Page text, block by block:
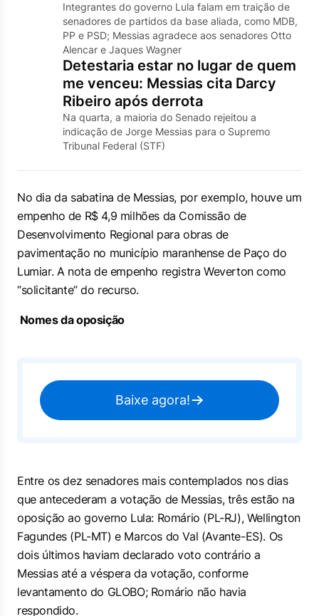
Integrantes do governo Lula falam em traição de
senadores de partidos da base aliada, como MDB,
PP e PSD; Messias agradece aos senadores Otto
Alencar e Jaques Wagner
Detestaria estar no lugar de quem
me venceu: Messias cita Darcy
Ribeiro após derrota
Na quarta, a maioria do Senado rejeitou a
indicação de Jorge Messias para o Supremo
Tribunal Federal (STF)
No dia da sabatina de Messias, por exemplo, houve um
empenho de R$ 4,9 milhões da Comissão de
Desenvolvimento Regional para obras de
pavimentação no município maranhense de Paço do
Lumiar. A nota de empenho registra Weverton como
“solicitante” do recurso.
Nomes da oposição
Baixe agora!
Entre os dez senadores mais contemplados nos dias
que antecederam a votação de Messias, três estão na
oposição ao governo Lula: Romário (PL-RJ), Wellington
Fagundes (PL-MT) e Marcos do Val (Avante-ES). Os
dois últimos haviam declarado voto contrário a
Messias até a véspera da votação, conforme
levantamento do GLOBO; Romário não havia
respondido.